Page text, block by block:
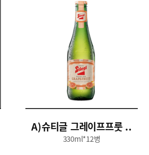
A)슈티글 그레이프프룻 ..
330ml*12병